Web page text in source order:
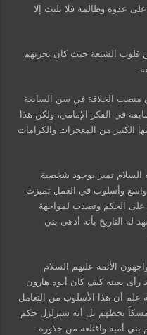
عدوه وظالمه فلا يلبث إلا
قلوب الشيعة حيث كان يحزنهم
منصب الخلافة في سن السابعة
في الفكر الإمامي، ولكن هذا
الكثير من المعجزات والكرامات
السلام تميز بوجود شخصية
وأسلوب في العمل تميزت
على الحكم وتصدت لمواجهة
له التاريخ بأنه أدهى بني
الأئمة عليهم السلام
رأى بعينه كيف كان أبوه هارون
علم أن هذا الأسلوب من التعامل
بخطهم بل أنه سيزلزل حكم
أمية واقتلعه من جذوره.